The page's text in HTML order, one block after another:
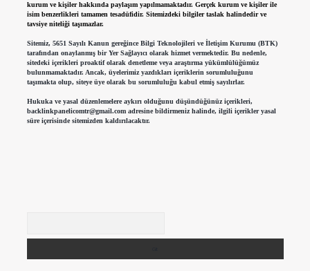
kurum ve kişiler hakkında paylaşım yapılmamaktadır. Gerçek kurum ve kişiler ile
isim benzerlikleri tamamen tesadüfidir. Sitemizdeki bilgiler taslak halindedir ve
tavsiye niteliği taşımazlar.
Sitemiz, 5651 Sayılı Kanun gereğince Bilgi Teknolojileri ve İletişim Kurumu (BTK)
tarafından onaylanmış bir Yer Sağlayıcı olarak hizmet vermektedir. Bu nedenle,
sitedeki içerikleri proaktif olarak denetleme veya araştırma yükümlülüğümüz
bulunmamaktadır. Ancak, üyelerimiz yazdıkları içeriklerin sorumluluğunu
taşımakta olup, siteye üye olarak bu sorumluluğu kabul etmiş sayılırlar.
Hukuka ve yasal düzenlemelere aykırı olduğunu düşündüğünüz içerikleri,
backlinkpanelicomtr@gmail.comadresine bildirmeniz halinde, ilgili içerikler yasal
süre içerisinde sitemizden kaldırılacaktır.